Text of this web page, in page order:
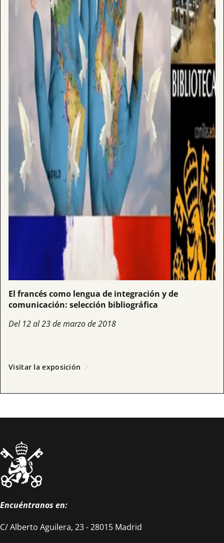
El francés como lengua de integración y de
comunicación: selección bibliográfica
Del 12 al 23 de marzo de 2018
Visitar la exposición
Encuéntranos en:
C/ Alberto Aguilera, 23 - 28015 Madrid